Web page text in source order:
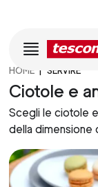
HOME
SERVIRE
Ciotole e
Scegli le ciotole
della